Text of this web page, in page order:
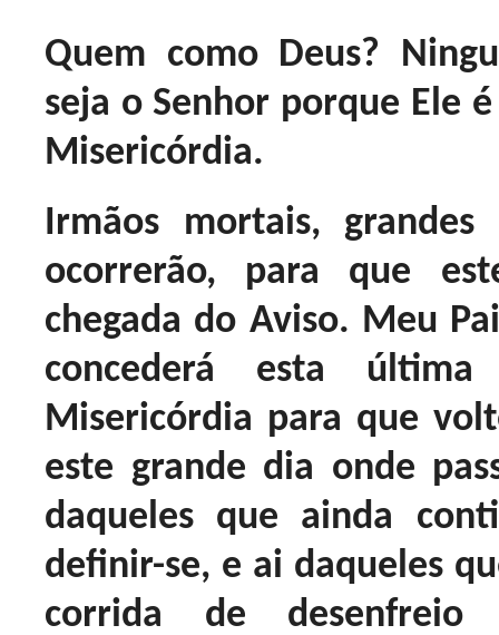
Quem como Deus?
seja o Senhor porque Ele
Misericórdia.
Irmãos mortais,
ocorrerão, para que
chegada do Aviso. Meu
concederá esta
Misericórdia para que
este grande dia onde
daqueles que ainda
definir-se, e ai daqueles
corrida de